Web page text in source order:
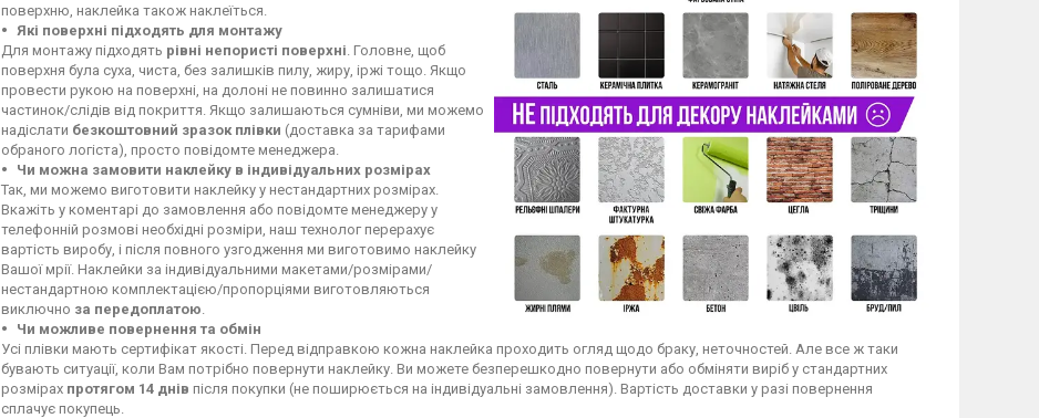
поверхню, наклейка також наклеїться.
Які поверхні підходять для монтажу
Для монтажу підходять рівні непористі поверхні . Головне, щоб
поверхня була суха, чиста, без залишків пилу, жиру, іржі тощо. Якщо
провести рукою на поверхні, на долоні не повинно залишатися
частинок/слідів від покриття. Якщо залишаються сумніви, ми можемо
надіслати безкоштовний зразок плівки (доставка за тарифами
обраного логіста), просто повідомте менеджера.
Чи можна замовити наклейку в індивідуальних розмірах
Так, ми можемо виготовити наклейку у нестандартних розмірах.
Вкажіть у коментарі до замовлення або повідомте менеджеру у
телефонній розмові необхідні розміри, наш технолог перерахує
вартість виробу, і після повного узгодження ми виготовимо наклейку
Вашої мрії. Наклейки за індивідуальними макетами/розмірами/
нестандартною комплектацією/пропорціями виготовляються
виключно за передоплатою
Чи можливе повернення та обмін
Усі плівки мають сертифікат якості. Перед відправкою кожна наклейка проходить огляд щодо браку, неточностей. Але все ж таки
бувають ситуації, коли Вам потрібно повернути наклейку. Ви можете безперешкодно повернути або обміняти виріб у стандартних
розмірах протягом 14 днів після покупки (не поширюється на індивідуальні замовлення). Вартість доставки у разі повернення
сплачує покупець.